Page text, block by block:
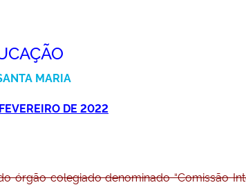
MARIA
DE 2022
órgão colegiado denominado “Comissão